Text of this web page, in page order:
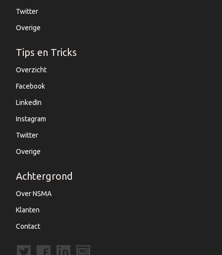
Twitter
Overige
Tips en Tricks
Overzicht
Facebook
LinkedIn
Instagram
Twitter
Overige
Achtergrond
Over NSMA
Klanten
Contact